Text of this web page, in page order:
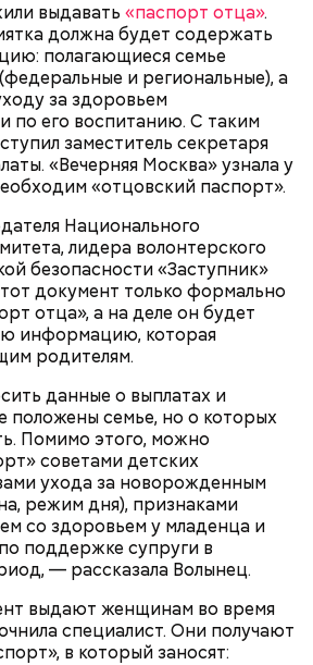
выдавать «паспорт отца».
должна будет содержать
полагающиеся семье
и региональные), а
за здоровьем
по его воспитанию. С таким
заместитель секретаря
«Вечерняя Москва» узнала у
«отцовский паспорт».
Национального
лидера волонтерского
безопасности «Заступник»
документ только формально
отца», а на деле он будет
информацию, которая
родителям.
данные о выплатах и
положены семье, но о которых
Помимо этого, можно
советами детских
ухода за новорожденным
режим дня), признаками
со здоровьем у младенца и
поддержке супруги в
— рассказала Волынец.
выдают женщинам во время
специалист. Они получают
в который заносят:
Ту бе-Ав, отмечается в
аналог Дня святого
в этот день делают друг
цветы и подарки,
и признаются в своих
уходит корнями в далекое
существования еврейской
надевали белые платья и
виноградниках, а юноши